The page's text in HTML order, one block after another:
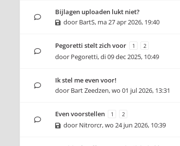
Bijlagen uploaden lukt niet?
door BartS, ma 27 apr 2026, 19:40
Pegoretti stelt zich voor 1 2
door Pegoretti,di 09 dec 2025, 10:49
Ik stel me even voor!
door Bart Zeedzen,wo 01 jul 2026, 13:31
Even voorstellen 1 2
door Nitrorcr,wo 24 jun 2026, 10:39